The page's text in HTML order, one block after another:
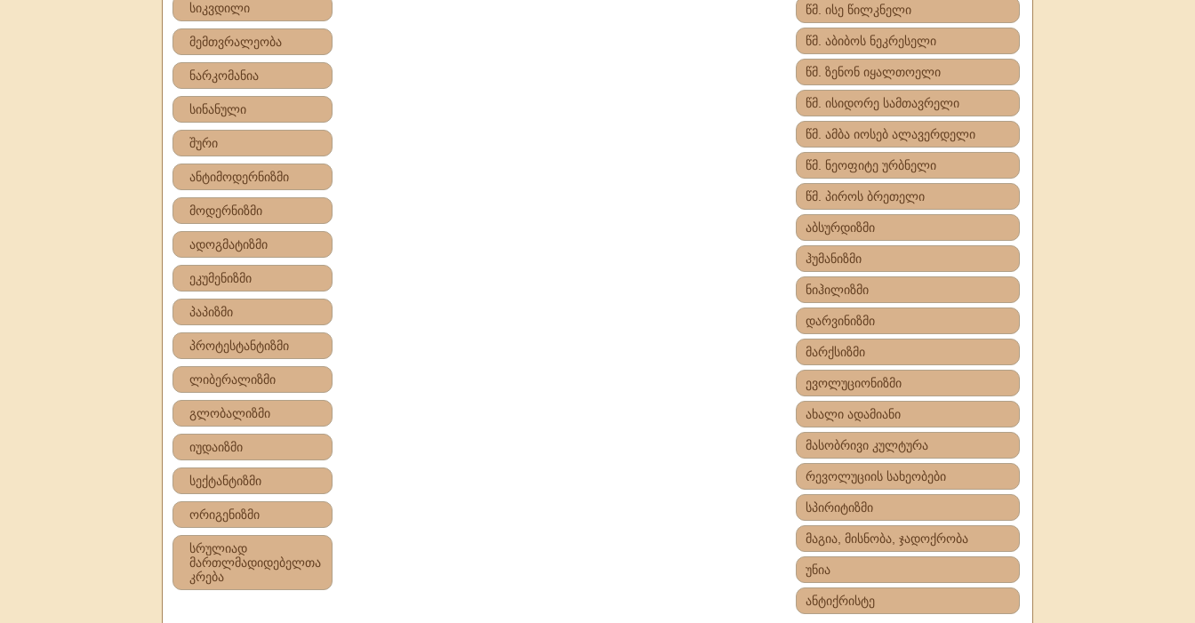
სიკვდილი
მემთვრალეობა
ნარკომანია
სინანული
შური
ანტიმოდერნიზმი
მოდერნიზმი
ადოგმატიზმი
ეკუმენიზმი
პაპიზმი
პროტესტანტიზმი
ლიბერალიზმი
გლობალიზმი
იუდაიზმი
სექტანტიზმი
ორიგენიზმი
სრულიად
მართლმადიდებელთა
კრება
წმ. ისე წილკნელი
წმ. აბიბოს ნეკრესელი
წმ. ზენონ იყალთოელი
წმ. ისიდორე სამთავრელი
წმ. ამბა იოსებ ალავერდელი
წმ. ნეოფიტე ურბნელი
წმ. პიროს ბრეთელი
აბსურდიზმი
ჰუმანიზმი
ნიჰილიზმი
დარვინიზმი
მარქსიზმი
ევოლუციონიზმი
ახალი ადამიანი
მასობრივი კულტურა
რევოლუციის სახეობები
სპირიტიზმი
მაგია, მისნობა, ჯადოქრობა
უნია
ანტიქრისტე